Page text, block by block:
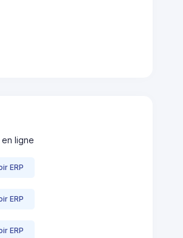
en ligne
ERP
ERP
ERP